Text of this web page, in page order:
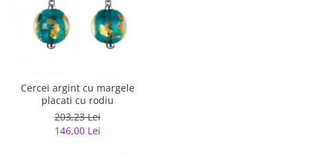
Cercei argint cu margele
placati cu rodiu
203,23 Lei
146,00 Lei